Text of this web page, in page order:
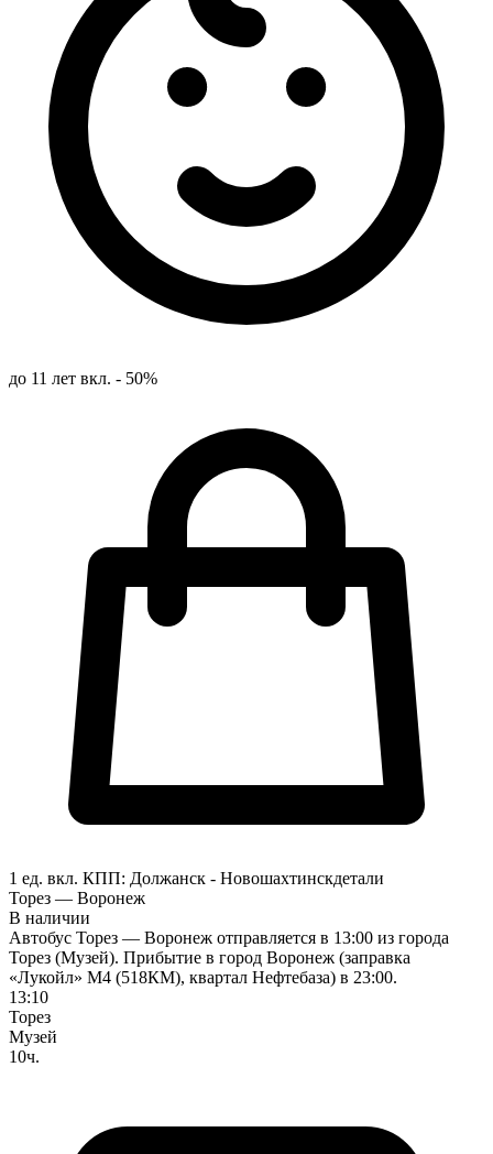
до 11 лет вкл. - 50%
1 ед. вкл. КПП: Должанск - Новошахтинскдетали
Торез — Воронеж
В наличии
Автобус Торез — Воронеж отправляется в 13:00 из города
Торез (Музей). Прибытие в город Воронеж (заправка
«Лукойл» М4 (518КМ), квартал Нефтебаза) в 23:00.
13:10
Торез
Музей
10ч.